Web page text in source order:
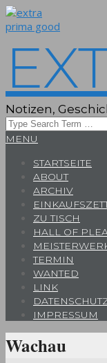
Skip
to
Notizen,
Search
Primary
MENU
STARTSEITE
ABOUT
ARCHIV
ZU TISCH
HALL OF
TERMIN
WANTED
LINK
IMPRESSUM
Wachau